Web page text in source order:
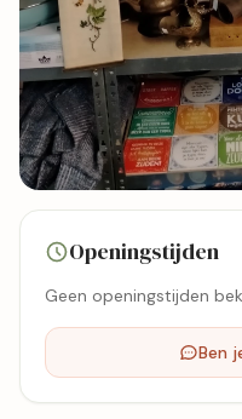
Bekijk kaart
Openingstijden
Geen openingstijden
Ben